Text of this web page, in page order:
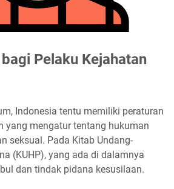
Pelaku Kejahatan
Indonesia tentu memiliki peraturan
yang mengatur tentang hukuman
seksual. Pada Kitab Undang-
(KUHP), yang ada di dalamnya
dan tindak pidana kesusilaan.